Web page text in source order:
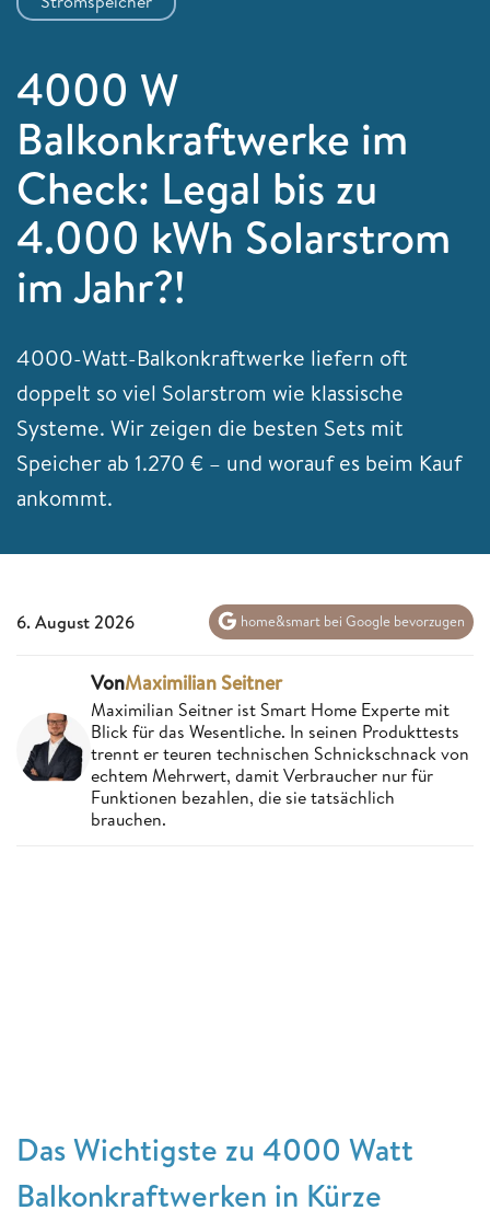
4000 W
Balkonkraftwerke im
Check: Legal bis zu
4.000 kWh Solarstrom
im Jahr?!
4000-Watt-Balkonkraftwerke liefern oft
doppelt so viel Solarstrom wie klassische
Systeme. Wir zeigen die besten Sets mit
Speicher ab 1.270 € – und worauf es beim Kauf
ankommt.
6. August 2026 home&smart bei Google bevorzugen
VonMaximilian Seitner
Maximilian Seitner ist Smart Home Experte mit
Blick für das Wesentliche. In seinen Produkttests
trennt er teuren technischen Schnickschnack von
echtem Mehrwert, damit Verbraucher nur für
Funktionen bezahlen, die sie tatsächlich
brauchen.
Das Wichtigste zu 4000 Watt
Balkonkraftwerken in Kürze